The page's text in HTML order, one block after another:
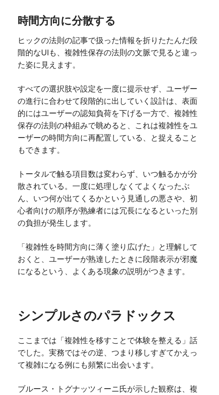
時間方向に分散する
ヒックの法則の記事で扱った情報を折りたたんだ段
階的なUIも、複雑性保存の法則の文脈で見ると違っ
た姿に見えます。
すべての選択肢や設定を一度に提示せず、ユーザー
の進行に合わせて段階的に出していく設計は、表面
的にはユーザーの認知負荷を下げる一方で、複雑性
保存の法則の枠組みで眺めると、これは複雑性をユ
ーザーの時間方向に再配置している、と捉えること
もできます。
トータルで触る項目数は変わらず、いつ触るかが分
散されている。一度に処理しなくてよくなったぶ
ん、いつ何が出てくるかという見通しの悪さや、初
心者向けの順序が熟練者には冗長になるといった別
の負担が発生します。
「複雑性を時間方向に薄く塗り広げた」と理解して
おくと、ユーザーが熟達したときに段階表示が邪魔
になるという、よくある現象の説明がつきます。
シンプルさのパラドックス
ここまでは「複雑性を移すことで体験を整える」話
でした。実務ではその逆、つまり移しすぎてかえっ
て複雑になる例にも頻繁に出会います。
ブルース・トグナッツィーニ氏が示した観察は、複